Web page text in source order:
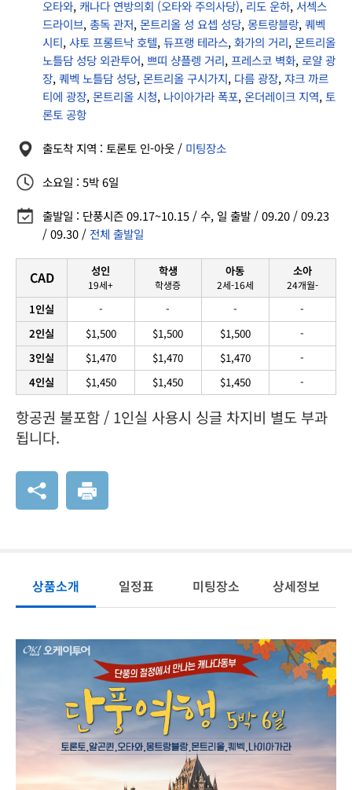
오타와, 캐나다 연방의회 (오타와 주의사당), 리도 운하, 서섹스
드라이브, 총독 관저, 몬트리올 성 요셉 성당, 몽트랑블랑, 퀘벡
시티, 샤토 프롱트낙 호텔, 듀프랭 테라스, 화가의 거리, 몬트리올
노틀담 성당 외관투어, 쁘띠 샹플렝 거리, 프레스코 벽화, 로얄 광
장, 퀘벡 노틀담 성당, 몬트리올 구시가지, 다름 광장, 쟈크 까르
티에 광장, 몬트리올 시청, 나이아가라 폭포, 온더레이크 지역, 토
론토 공항
출도착 지역 : 토론토 인-아웃 / 미팅장소
소요일 : 5박 6일
출발일 : 단풍시즌 09.17~10.15 / 수, 일 출발 / 09.20 / 09.23
/ 09.30 / 전체 출발일
CAD
1인실
2인실
3인실
4인실
성인
19세+
-
$1,500
$1,470
$1,450
학생
학생증
-
$1,500
$1,470
$1,450
아동
2세-16세
-
$1,500
$1,470
$1,450
소아
24개월-
-
-
-
-
항공권 불포함 / 1인실 사용시 싱글 차지비 별도 부과
됩니다.
상품소개 일정표 미팅장소 상세정보